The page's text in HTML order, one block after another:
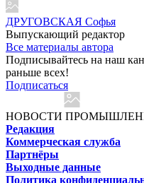
ДРУГОВСКАЯ Софья
Выпускающий редактор
Все материалы автора
Подписывайтесь на наш
раньше всех!
Подписаться
НОВОСТИ
Редакция
Коммерческая служба
Партнёры
Выходные данные
Политика